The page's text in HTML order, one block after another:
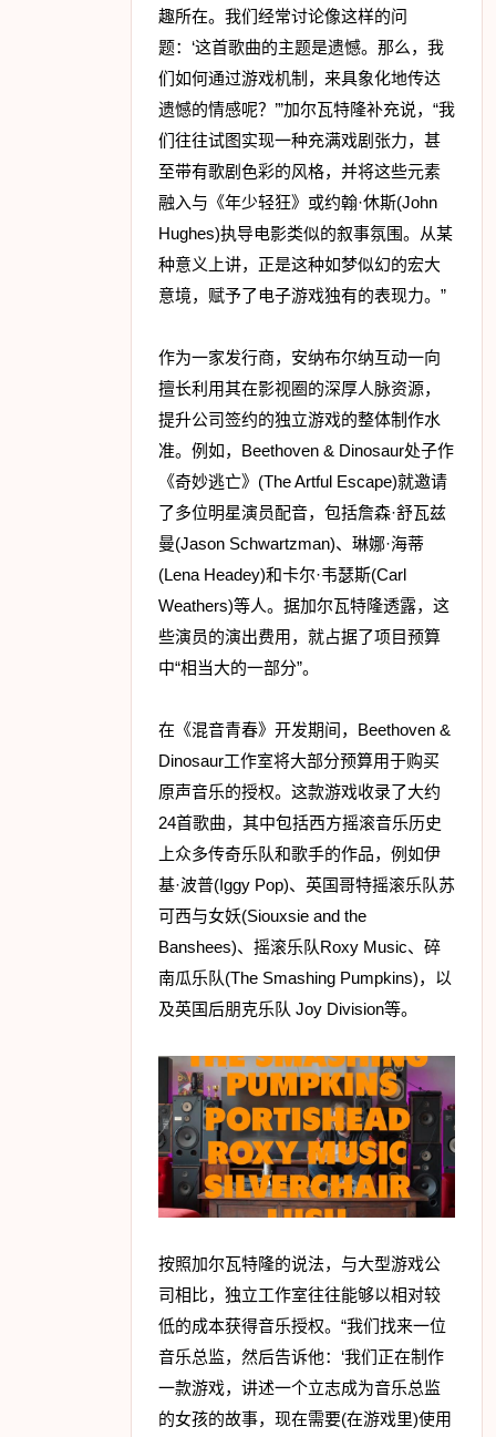
趣所在。我们经常讨论像这样的问
题：‘这首歌曲的主题是遗憾。那么，我
们如何通过游戏机制，来具象化地传达
遗憾的情感呢？’”加尔瓦特隆补充说，“我
们往往试图实现一种充满戏剧张力，甚
至带有歌剧色彩的风格，并将这些元素
融入与《年少轻狂》或约翰·休斯(John
Hughes)执导电影类似的叙事氛围。从某
种意义上讲，正是这种如梦似幻的宏大
意境，赋予了电子游戏独有的表现力。”
作为一家发行商，安纳布尔纳互动一向
擅长利用其在影视圈的深厚人脉资源，
提升公司签约的独立游戏的整体制作水
准。例如，Beethoven & Dinosaur处子作
《奇妙逃亡》(The Artful Escape)就邀请
了多位明星演员配音，包括詹森·舒瓦兹
曼(Jason Schwartzman)、琳娜·海蒂
(Lena Headey)和卡尔·韦瑟斯(Carl
Weathers)等人。据加尔瓦特隆透露，这
些演员的演出费用，就占据了项目预算
中“相当大的一部分”。
在《混音青春》开发期间，Beethoven &
Dinosaur工作室将大部分预算用于购买
原声音乐的授权。这款游戏收录了大约
24首歌曲，其中包括西方摇滚音乐历史
上众多传奇乐队和歌手的作品，例如伊
基·波普(Iggy Pop)、英国哥特摇滚乐队苏
可西与女妖(Siouxsie and the
Banshees)、摇滚乐队Roxy Music、碎
南瓜乐队(The Smashing Pumpkins)，以
及英国后朋克乐队 Joy Division等。
按照加尔瓦特隆的说法，与大型游戏公
司相比，独立工作室往往能够以相对较
低的成本获得音乐授权。“我们找来一位
音乐总监，然后告诉他：‘我们正在制作
一款游戏，讲述一个立志成为音乐总监
的女孩的故事，现在需要(在游戏里)使用